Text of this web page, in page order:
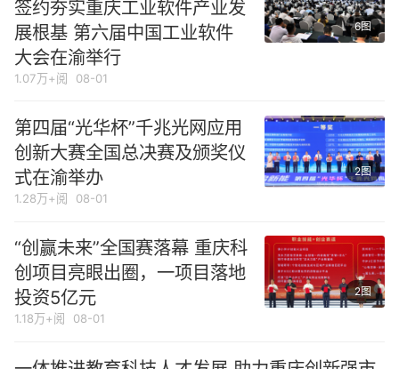
签约夯实重庆工业软件产业发
展根基 第六届中国工业软件
大会在渝举行
6图
1.07万+阅 08-01
第四届“光华杯”千兆光网应用
创新大赛全国总决赛及颁奖仪
式在渝举办
2图
1.28万+阅 08-01
“创赢未来”全国赛落幕 重庆科
创项目亮眼出圈，一项目落地
投资5亿元
2图
1.18万+阅 08-01